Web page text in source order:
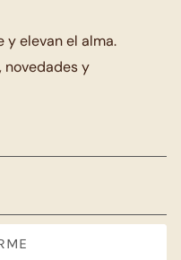
y elevan el alma.
novedades y